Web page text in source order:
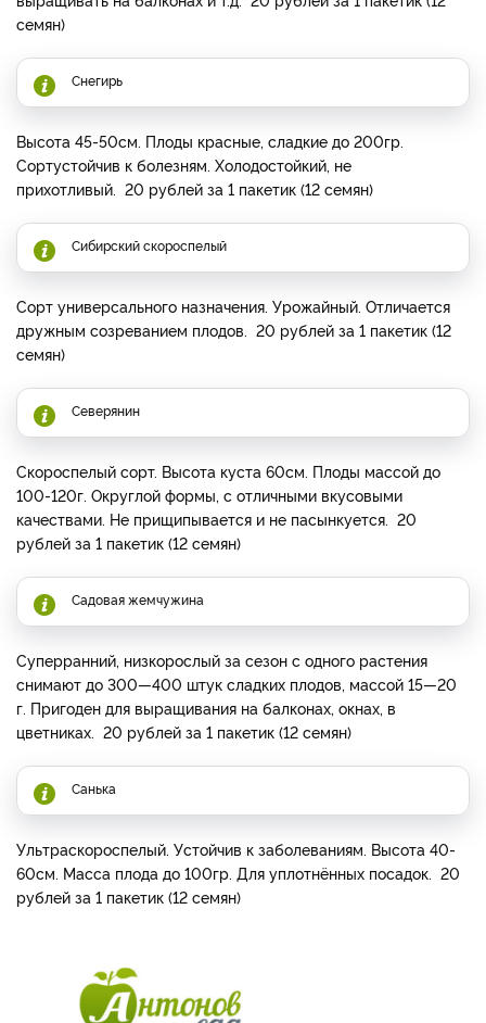
семян)
Снегирь
Высота 45-50см. Плоды красные, сладкие до 200гр.
Сортустойчив к болезням. Холодостойкий, не
прихотливый. 20 рублей за 1 пакетик (12 семян)
Сибирский скороспелый
Сорт универсального назначения. Урожайный. Отличается
дружным созреванием плодов. 20 рублей за 1 пакетик (12
семян)
Северянин
Скороспелый сорт. Высота куста 60см. Плоды массой до
100-120г. Округлой формы, с отличными вкусовыми
качествами. Не прищипывается и не пасынкуется. 20
рублей за 1 пакетик (12 семян)
Садовая жемчужина
Суперранний, низкорослый за сезон с одного растения
снимают до 300—400 штук сладких плодов, массой 15—20
г. Пригоден для выращивания на балконах, окнах, в
цветниках. 20 рублей за 1 пакетик (12 семян)
Санька
Ультраскороспелый. Устойчив к заболеваниям. Высота 40-
60см. Масса плода до 100гр. Для уплотнённых посадок. 20
рублей за 1 пакетик (12 семян)